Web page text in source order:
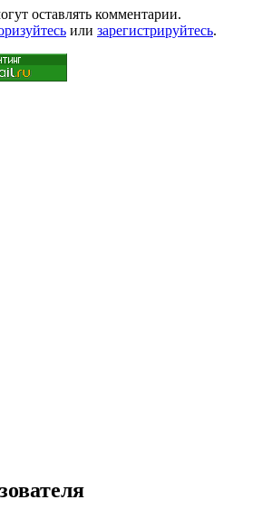
оставлять комментарии.
или зарегистрируйтесь.